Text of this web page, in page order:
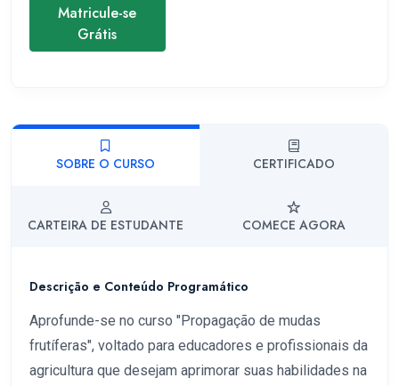
Matricule-se
Grátis
SOBRE O CURSO CERTIFICADO
CARTEIRA DE ESTUDANTE COMECE AGORA
Descrição e Conteúdo Programático
Aprofunde-se no curso "Propagação de mudas
frutíferas", voltado para educadores e profissionais da
agricultura que desejam aprimorar suas habilidades na